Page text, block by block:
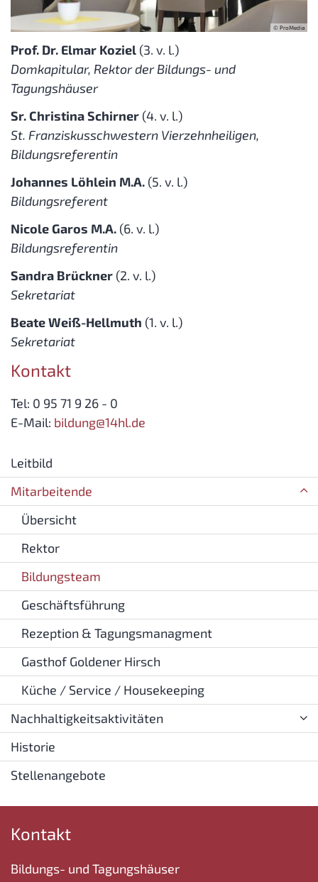
© ProMedia
Prof. Dr. Elmar Koziel (3. v. l.)
Domkapitular, Rektor der Bildungs- und
Tagungshäuser
Sr. Christina Schirner (4. v. l.)
St. Franziskusschwestern Vierzehnheiligen,
Bildungsreferentin
Johannes Löhlein M.A. (5. v. l.)
Bildungsreferent
Nicole Garos M.A. (6. v. l.)
Bildungsreferentin
Sandra Brückner (2. v. l.)
Sekretariat
Beate Weiß-Hellmuth (1. v. l.)
Sekretariat
Kontakt
Tel: 0 95 71 9 26 - 0
E-Mail: bildung@14hl.de
Leitbild
Mitarbeitende
Übersicht
Rektor
Bildungsteam
Geschäftsführung
Rezeption & Tagungsmanagment
Gasthof Goldener Hirsch
Küche / Service / Housekeeping
Nachhaltigkeitsaktivitäten
Historie
Stellenangebote
Kontakt
Bildungs- und Tagungshäuser